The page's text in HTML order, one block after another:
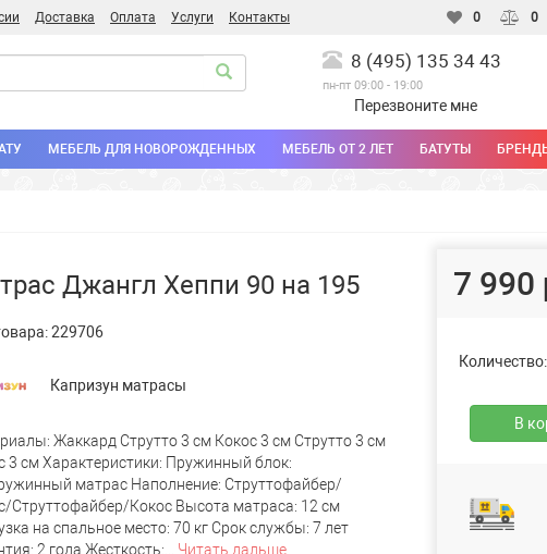
Доставка Оплата Услуги Контакты 0 0
8 (495) 135 34 43
пн-пт 09:00 - 19:00
Перезвоните мне
МЕБЕЛЬ ДЛЯ НОВОРОЖДЕННЫХ МЕБЕЛЬ ОТ 2 ЛЕТ БАТУТЫ
Джангл Хеппи 90 на 195
229706
Капризун матрасы
Жаккард Струтто 3 см Кокос 3 см Струтто 3 см
3 см Характеристики: Пружинный блок:
матрас Наполнение: Струттофайбер/
Струттофайбер/Кокос Высота матраса: 12 см
на спальное место: 70 кг Срок службы: 7 лет
2 года Жесткость:... Читать дальше
7 990
Количество:
В